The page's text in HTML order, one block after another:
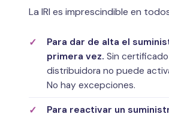
La IRI es imprescindible en
Para dar de alta el
primera vez. Sin certificado
distribuidora no puede
No hay excepciones.
Para reactivar un